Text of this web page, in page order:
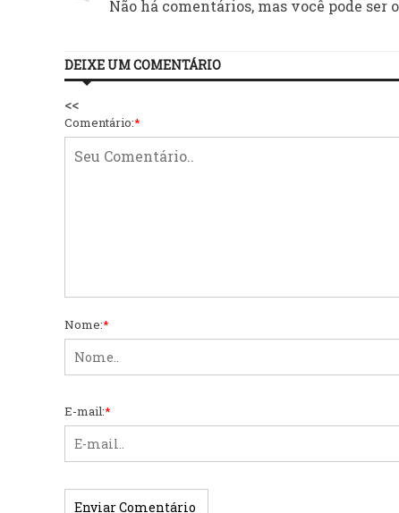
Não há comentários, mas você pode ser
DEIXE UM COMENTÁRIO
<<
Comentário:*
Nome:*
E-mail:*